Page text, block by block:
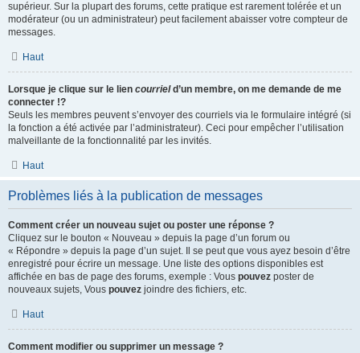
supérieur. Sur la plupart des forums, cette pratique est rarement tolérée et un
modérateur (ou un administrateur) peut facilement abaisser votre compteur de
messages.
Haut
Lorsque je clique sur le lien courrield’un membre, on me demande de me
connecter !?
Seuls les membres peuvent s’envoyer des courriels via le formulaire intégré (si
la fonction a été activée par l’administrateur). Ceci pour empêcher l’utilisation
malveillante de la fonctionnalité par les invités.
Haut
Problèmes liés à la publication de messages
Comment créer un nouveau sujet ou poster une réponse ?
Cliquez sur le bouton « Nouveau » depuis la page d’un forum ou
« Répondre » depuis la page d’un sujet. Il se peut que vous ayez besoin d’être
enregistré pour écrire un message. Une liste des options disponibles est
affichée en bas de page des forums, exemple : Vous pouvez poster de
nouveaux sujets, Vous pouvez joindre des fichiers, etc.
Haut
Comment modifier ou supprimer un message ?